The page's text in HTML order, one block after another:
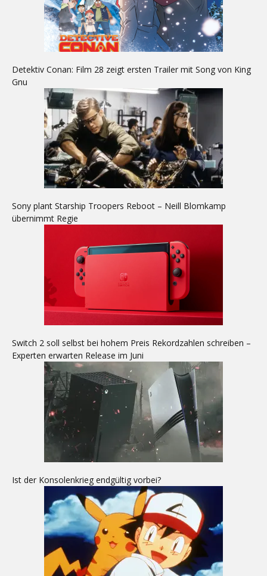
Detektiv Conan: Film 28 zeigt ersten Trailer mit Song von King
Gnu
Sony plant Starship Troopers Reboot – Neill Blomkamp
übernimmt Regie
Switch 2 soll selbst bei hohem Preis Rekordzahlen schreiben –
Experten erwarten Release im Juni
Ist der Konsolenkrieg endgültig vorbei?